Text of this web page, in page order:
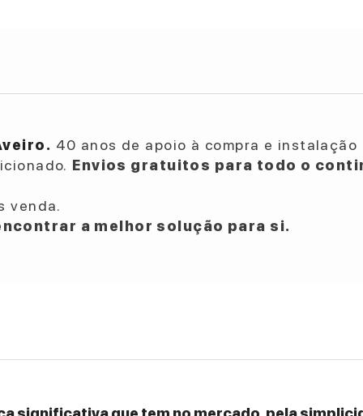
40 anos de apoio à compra e instalação
Envios gratuitos para todo o
venda.
a melhor solução para si.